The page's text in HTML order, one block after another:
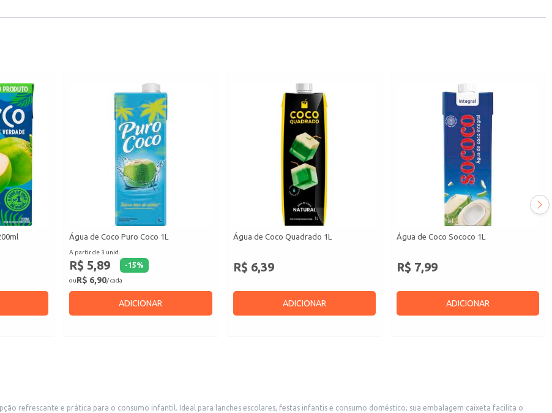
Água de Coco Puro Coco 1L
A partir de 3 unid.
R$ 5,89 -15%
ouR$ 6,90/ cada
ADICIONAR
Água de Coco Quadrado 1L
R$ 6,39
ADICIONAR
Água de Coco Sococo 1L
R$ 7,99
ADICIONAR
refrescante e prática para o consumo infantil. Ideal para lanches escolares, festas infantis e consumo doméstico, sua embalagem caixeta facilita o